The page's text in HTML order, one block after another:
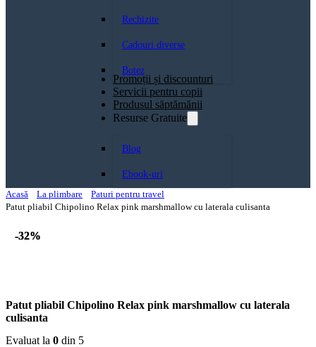
Rechizite
Cadouri diverse
Botez
Promoții și discounturi
Servicii pentru copii
Produsul săptămănii
Resurse Gratuite
Blog
Ebook-uri
Acasă
La plimbare
Paturi pentru travel
Patut pliabil Chipolino Relax pink marshmallow cu laterala culisanta
-32%
-32%
Patut pliabil Chipolino Relax pink marshmallow cu laterala
culisanta
Evaluat la 0 din 5